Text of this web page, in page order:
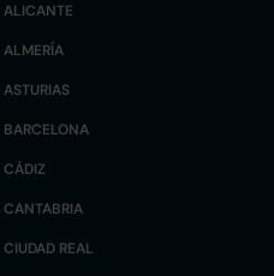
ALICANTE
ALMERÍA
ASTURIAS
BARCELONA
CÁDIZ
CANTABRIA
CIUDAD REAL